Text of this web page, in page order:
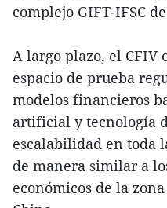
complejo GIFT-IFSC
A largo plazo, el CFIV
espacio de prueba
modelos financieros
artificial y tecnología
escalabilidad en toda
de manera similar a
económicos de la